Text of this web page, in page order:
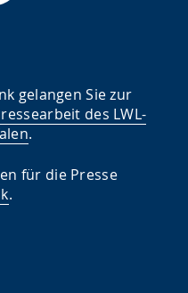
gelangen Sie zur
des LWL-
.
für die Presse
.